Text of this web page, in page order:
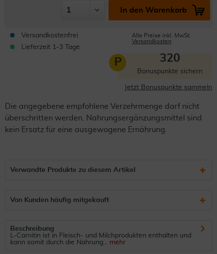
In den Warenkorb
Versandkostenfrei
Lieferzeit 1-3 Tage
Alle Preise inkl. MwSt.
Versandkosten
P 320
Bonuspunkte sichern
Jetzt Bonuspunkte sammeln
Die angegebene empfohlene Verzehrmenge darf nicht
überschritten werden. Nahrungsergänzungsmittel sind
kein Ersatz für eine ausgewogene Ernährung.
Verwandte Produkte zu diesem Artikel
Von Kunden häufig mitgekauft
Beschreibung
L-Carnitin ist in Fleisch- und Milchprodukten enthalten und
kann somit durch die Nahrung... mehr